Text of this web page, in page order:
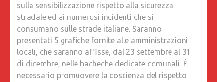
sulla sensibilizzazione rispetto alla sicurezza
stradale ed ai numerosi incidenti che si
consumano sulle strade italiane. Saranno
presentati 5 grafiche fornite alle amministrazioni
locali, che saranno affisse, dal 23 settembre al 31
di dicembre, nelle bacheche dedicate comunali. È
necessario promuovere la coscienza del rispetto